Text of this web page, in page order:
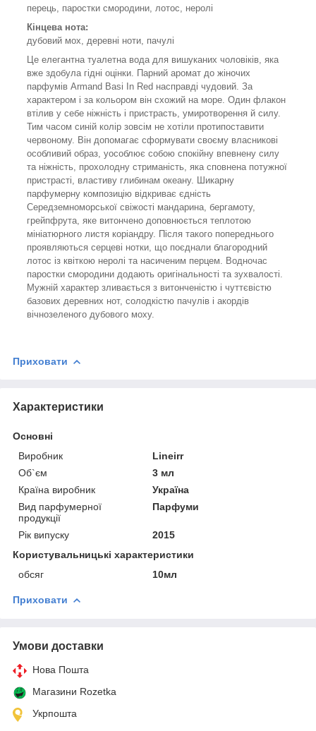
перець, паростки смородини, лотос, неролі
Кінцева нота:
дубовий мох, деревні ноти, пачулі
Це елегантна туалетна вода для вишуканих чоловіків, яка
вже здобула гідні оцінки. Парний аромат до жіночих
парфумів Armand Basi In Red насправді чудовий. За
характером і за кольором він схожий на море. Один флакон
втілив у себе ніжність і пристрасть, умиротворення й силу.
Тим часом синій колір зовсім не хотіли протипоставити
червоному. Він допомагає сформувати своєму власникові
особливий образ, уособлює собою спокійну впевнену силу
та ніжність, прохолодну стриманість, яка сповнена потужної
пристрасті, властиву глибинам океану. Шикарну
парфумерну композицію відкриває єдність
Середземноморської свіжості мандарина, бергамоту,
грейпфрута, яке витончено доповнюється теплотою
мініатюрного листя коріандру. Після такого попереднього
проявляються серцеві нотки, що поєднали благородний
лотос із квіткою неролі та насиченим перцем. Водночас
паростки смородини додають оригінальності та зухвалості.
Мужній характер зливається з витонченістю і чуттєвістю
базових деревних нот, солодкістю пачулів і акордів
вічнозеленого дубового моху.
Приховати
Характеристики
Основні
Виробник
Lineirr
Об`єм
3 мл
Країна виробник
Україна
Вид парфумерної
продукції
Парфуми
Рік випуску
2015
Користувальницькі характеристики
обсяг
10мл
Приховати
Умови доставки
Нова Пошта
Магазини Rozetka
Укрпошта